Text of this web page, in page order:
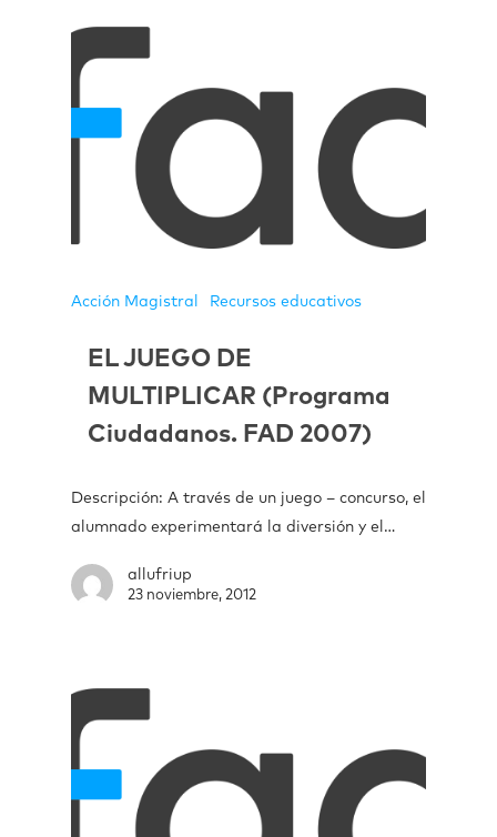
Acción Magistral Recursos educativos
EL JUEGO DE
MULTIPLICAR (Programa
Ciudadanos. FAD 2007)
Descripción: A través de un juego – concurso, el
alumnado experimentará la diversión y el…
allufriup
23 noviembre, 2012